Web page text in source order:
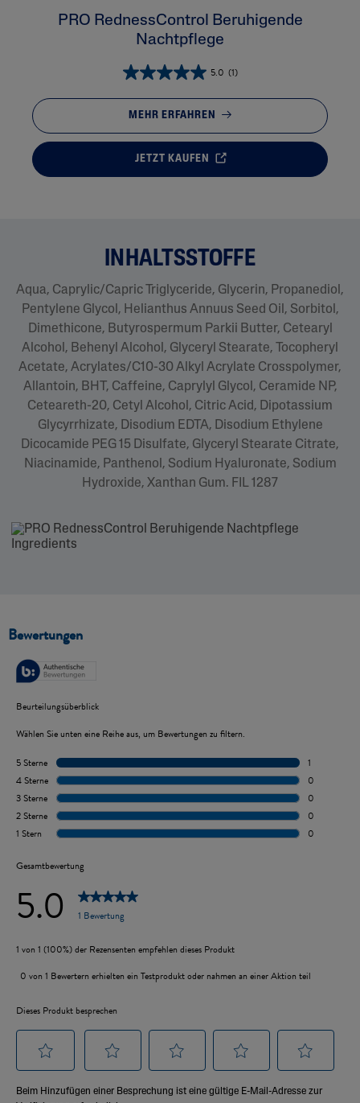
PRO RednessControl Beruhigende
Nachtpflege
5.0 (1)
MEHR ERFAHREN
JETZT KAUFEN
INHALTSSTOFFE
Aqua, Caprylic/Capric Triglyceride, Glycerin, Propanediol,
Pentylene Glycol, Helianthus Annuus Seed Oil, Sorbitol,
Dimethicone, Butyrospermum Parkii Butter, Cetearyl
Alcohol, Behenyl Alcohol, Glyceryl Stearate, Tocopheryl
Acetate, Acrylates/C10-30 Alkyl Acrylate Crosspolymer,
Allantoin, BHT, Caffeine, Caprylyl Glycol, Ceramide NP,
Ceteareth-20, Cetyl Alcohol, Citric Acid, Dipotassium
Glycyrrhizate, Disodium EDTA, Disodium Ethylene
Dicocamide PEG 15 Disulfate, Glyceryl Stearate Citrate,
Niacinamide, Panthenol, Sodium Hyaluronate, Sodium
Hydroxide, Xanthan Gum. FIL 1287